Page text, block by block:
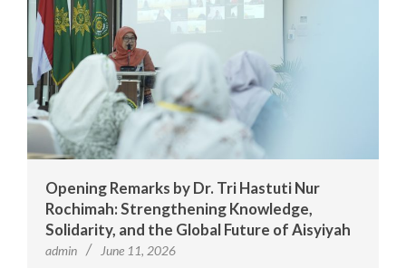
Opening Remarks by Dr. Tri Hastuti Nur
Rochimah: Strengthening Knowledge,
Solidarity, and the Global Future of Aisyiyah
admin June 11, 2026